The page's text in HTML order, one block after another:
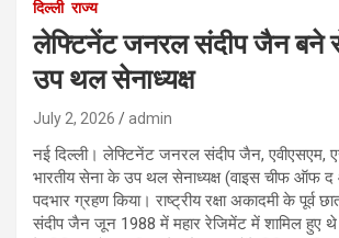
दिल्ली राज्य
लेफ्टिनेंट जनरल संदीप जैन बने
उप थल सेनाध्यक्ष
July 2, 2026 admin
नई दिल्ली। लेफ्टिनेंट जनरल संदीप जैन, एवीएसएम,
भारतीय सेना के उप थल सेनाध्यक्ष (वाइस चीफ ऑफ द
पदभार ग्रहण किया। राष्ट्रीय रक्षा अकादमी के पूर्व
संदीप जैन जून 1988 में महार रेजिमेंट में शामिल हुए